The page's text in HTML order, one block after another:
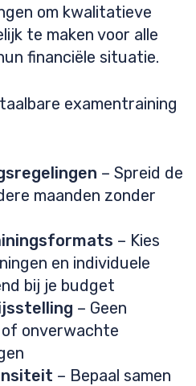
om kwalitatieve
te maken voor alle
financiële situatie.
examentraining
– Spreid de
maanden zonder
– Kies
en individuele
bij je budget
– Geen
onverwachte
– Bepaal samen